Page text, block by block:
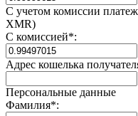
С учетом комиссии
XMR)
С комиссией*:
Адрес кошелька
Персональные данные
Фамилия*: